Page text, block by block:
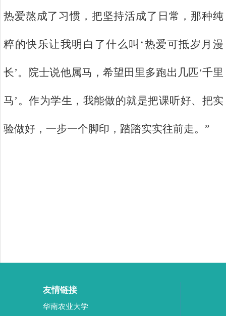
热爱熬成了习惯，把坚持活成了日常，那种纯
粹的快乐让我明白了什么叫‘热爱可抵岁月漫
长’。院士说他属马，希望田里多跑出几匹‘千里
马’。作为学生，我能做的就是把课听好、把实
验做好，一步一个脚印，踏踏实实往前走。”
友情链接
华南农业大学